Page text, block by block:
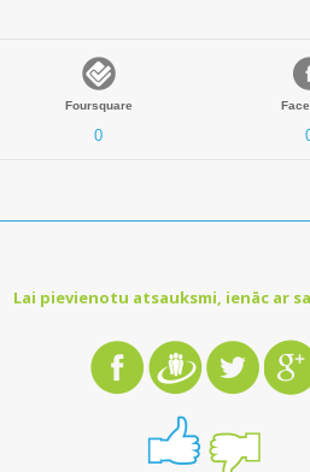
Foursquare
0
Lai pievienotu atsauksmi, ienāc ar